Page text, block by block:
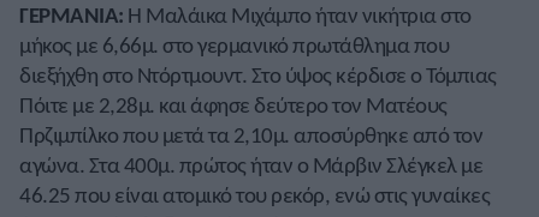
ΓΕΡΜΑΝΙΑ: Η Μαλάικα Μιχάμπο ήταν νικήτρια στο
μήκος με 6,66μ. στο γερμανικό πρωτάθλημα που
διεξήχθη στο Ντόρτμουντ. Στο ύψος κέρδισε ο Τόμπιας
Πόιτε με 2,28μ. και άφησε δεύτερο τον Ματέους
Πρζιμπίλκο που μετά τα 2,10μ. αποσύρθηκε από τον
αγώνα. Στα 400μ. πρώτος ήταν ο Μάρβιν Σλέγκελ με
46.25 που είναι ατομικό του ρεκόρ, ενώ στις γυναίκες